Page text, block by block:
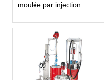
moulée par injection.